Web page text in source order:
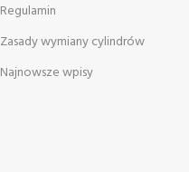
Regulamin
Zasady wymiany cylindrów
Najnowsze wpisy